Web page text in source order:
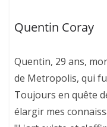
Quentin Coray
Quentin, 29 ans,
de Metropolis, qui
Toujours en quête
élargir mes